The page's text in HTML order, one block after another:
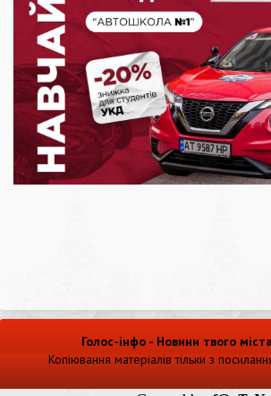
Голос-інфо - Новини твого міста
Копіювання матеріалів тільки з